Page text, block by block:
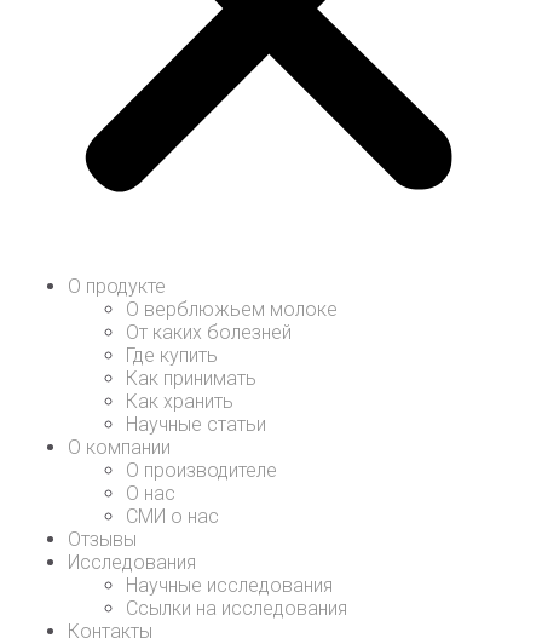
О продукте
О верблюжьем молоке
От каких болезней
Где купить
Как принимать
Как хранить
Научные статьи
О компании
О производителе
О нас
СМИ о нас
Отзывы
Исследования
Научные исследования
Ссылки на исследования
Контакты